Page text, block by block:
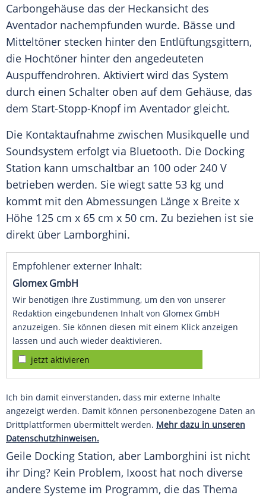
Carbongehäuse das der Heckansicht des
Aventador nachempfunden wurde. Bässe und
Mitteltöner stecken hinter den Entlüftungsgittern,
die Hochtöner hinter den angedeuteten
Auspuffendrohren. Aktiviert wird das System
durch einen Schalter oben auf dem Gehäuse, das
dem Start-Stopp-Knopf im Aventador gleicht.
Die Kontaktaufnahme zwischen Musikquelle und
Soundsystem erfolgt via Bluetooth. Die Docking
Station kann umschaltbar an 100 oder 240 V
betrieben werden. Sie wiegt satte 53 kg und
kommt mit den Abmessungen Länge x Breite x
Höhe 125 cm x 65 cm x 50 cm. Zu beziehen ist sie
direkt über Lamborghini.
Empfohlener externer Inhalt:
Glomex GmbH
Wir benötigen Ihre Zustimmung, um den von unserer
Redaktion eingebundenen Inhalt von Glomex GmbH
anzuzeigen. Sie können diesen mit einem Klick anzeigen
lassen und auch wieder deaktivieren.
jetzt aktivieren
Ich bin damit einverstanden, dass mir externe Inhalte
angezeigt werden. Damit können personenbezogene Daten an
Drittplattformen übermittelt werden. Mehr dazu in unseren
Datenschutzhinweisen.
Geile Docking Station, aber Lamborghini ist nicht
ihr Ding? Kein Problem, Ixoost hat noch diverse
andere Systeme im Programm, die das Thema